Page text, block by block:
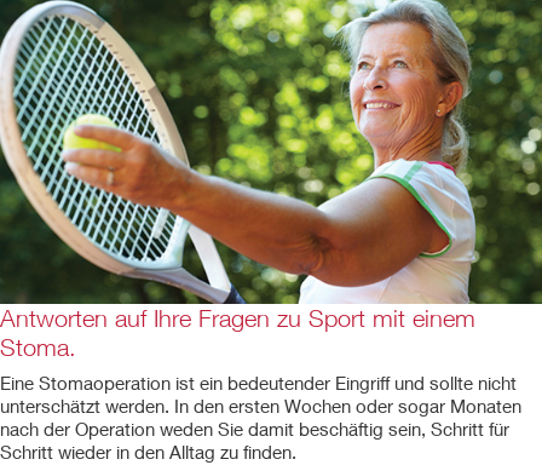
Antworten auf Ihre Fragen zu Sport mit einem
Stoma.
Eine Stomaoperation ist ein bedeutender Eingriff und sollte nicht
unterschätzt werden. In den ersten Wochen oder sogar Monaten
nach der Operation weden Sie damit beschäftig sein, Schritt für
Schritt wieder in den Alltag zu finden.